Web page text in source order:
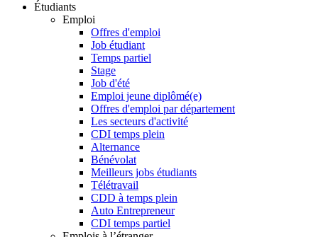
Étudiants
Emploi
Offres d'emploi
Job étudiant
Temps partiel
Stage
Job d'été
Emploi jeune diplômé(e)
Offres d'emploi par département
Les secteurs d'activité
CDI temps plein
Alternance
Bénévolat
Meilleurs jobs étudiants
Télétravail
CDD à temps plein
Auto Entrepreneur
CDI temps partiel